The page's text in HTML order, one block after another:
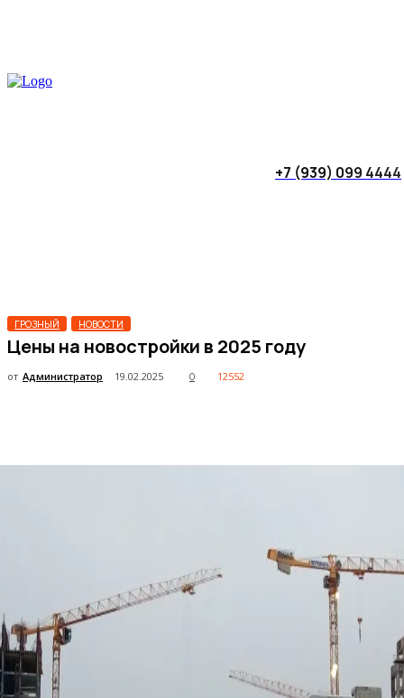
+7 (939) 099 4444
ГРОЗНЫЙ НОВОСТИ
Цены на новостройки в 2025 году
от Администратор 19.02.2025 0 12552